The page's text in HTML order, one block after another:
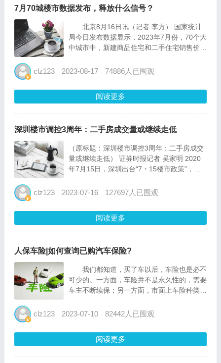
7月70城楼市数据发布，释放什么信号？
北京8月16日讯（记者 李方） 国家统计
局今日发布数据显示，2023年7月份，70个大
中城市中，新建商品住宅和二手住宅销售价格
减少11个和1个。 从新建商品住宅看，7
续两...
clz123 2023-08-17 74886人已围观
阅读更多
深圳楼市调控3周年：二手房成交量或继续走低
（原标题：深圳楼市调控3周年：二手房成交
量或继续走低） 证券时报记者 吴家明 2020
年7月15日，深圳出台“7・15楼市政策”，开
代，也被市场称为深圳“史上最严”楼市调控。
士看...
clz123 2023-07-16 127697人已围观
阅读更多
人保车险|如何查询已购汽车保险?
我们都知道，买了车以后，车险也是必不
可少的。一方面，车险并不是永久性的，需要
车主不断续保；另一方面，市面上车险种类繁
对于我们已经购买的车险，应该如何查询呢？
方式。 1、柜台查...
clz123 2023-07-10 82442人已围观
阅读更多